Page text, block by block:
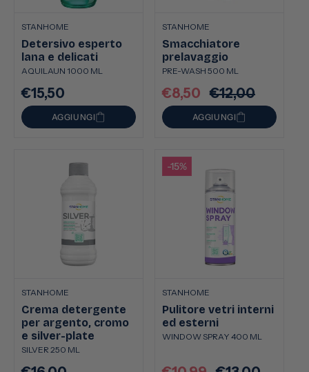
STANHOME
Detersivo esperto
lana e delicati
AQUILAUN 1000 ML
Prezzo
di
listino
€15,50
AGGIUNGI
STANHOME
Smacchiatore
prelavaggio
PRE-WASH 500 ML
Prezzo
scontato
€8,50
Prezzo
di
listino
€12,00
AGGIUNGI
STANHOME
Crema detergente
per argento, cromo
e silver-plate
SILVER 250 ML
-15%
STANHOME
Pulitore vetri interni
ed esterni
WINDOW SPRAY 400 ML